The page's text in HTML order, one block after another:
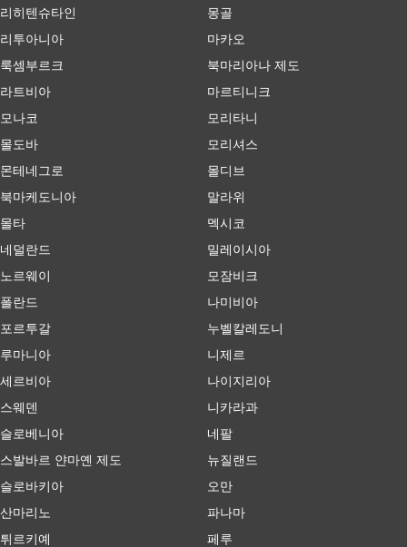
리히텐슈타인
리투아니아
룩셈부르크
라트비아
모나코
몰도바
몬테네그로
북마케도니아
몰타
네덜란드
노르웨이
폴란드
포르투갈
루마니아
세르비아
스웨덴
슬로베니아
스발바르 얀마옌 제도
슬로바키아
산마리노
튀르키예
몽골
마카오
북마리아나 제도
마르티니크
모리타니
모리셔스
몰디브
말라위
멕시코
밀레이시아
모잠비크
나미비아
누벨칼레도니
니제르
나이지리아
니카라과
네팔
뉴질랜드
오만
파나마
페루